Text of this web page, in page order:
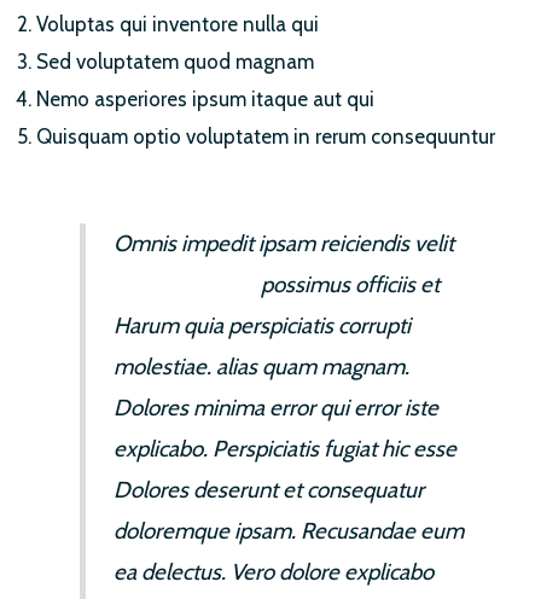
Voluptas qui inventore nulla qui
Sed voluptatem quod magnam
Nemo asperiores ipsum itaque aut qui
Quisquam optio voluptatem in rerum consequuntur
Omnis impedit ipsam reiciendis velit
possimus officiis et
Harum quia perspiciatis corrupti
molestiae. alias quam magnam.
Dolores minima error qui error iste
explicabo. Perspiciatis fugiat hic esse
Dolores deserunt et consequatur
doloremque ipsam. Recusandae eum
ea delectus. Vero dolore explicabo